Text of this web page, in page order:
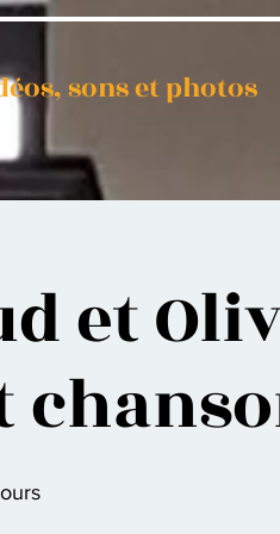
sons et photos
et